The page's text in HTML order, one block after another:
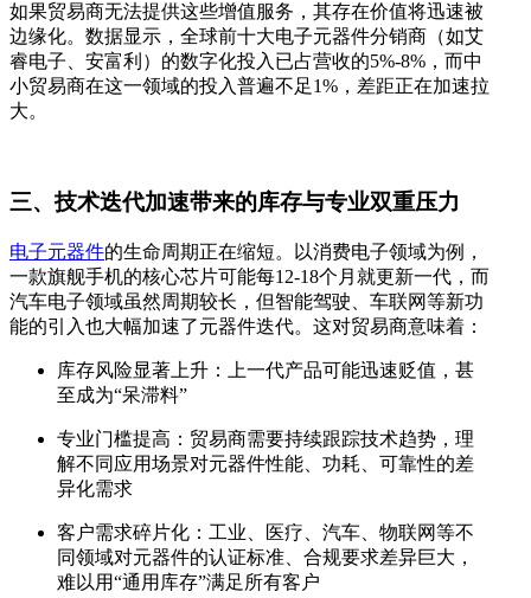
如果贸易商无法提供这些增值服务，其存在价值将迅速被
边缘化。数据显示，全球前十大电子元器件分销商（如艾
睿电子、安富利）的数字化投入已占营收的5%-8%，而中
小贸易商在这一领域的投入普遍不足1%，差距正在加速拉
大。
三、技术迭代加速带来的库存与专业双重压力
电子元器件的生命周期正在缩短。以消费电子领域为例，
一款旗舰手机的核心芯片可能每12-18个月就更新一代，而
汽车电子领域虽然周期较长，但智能驾驶、车联网等新功
能的引入也大幅加速了元器件迭代。这对贸易商意味着：
库存风险显著上升：上一代产品可能迅速贬值，甚
至成为“呆滞料”
专业门槛提高：贸易商需要持续跟踪技术趋势，理
解不同应用场景对元器件性能、功耗、可靠性的差
异化需求
客户需求碎片化：工业、医疗、汽车、物联网等不
同领域对元器件的认证标准、合规要求差异巨大，
难以用“通用库存”满足所有客户